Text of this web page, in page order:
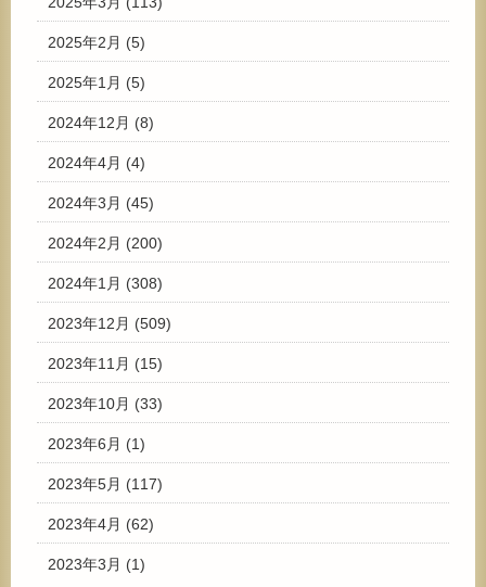
2025年2月 (5)
2025年1月 (5)
2024年12月 (8)
2024年4月 (4)
2024年3月 (45)
2024年2月 (200)
2024年1月 (308)
2023年12月 (509)
2023年11月 (15)
2023年10月 (33)
2023年6月 (1)
2023年5月 (117)
2023年4月 (62)
2023年3月 (1)